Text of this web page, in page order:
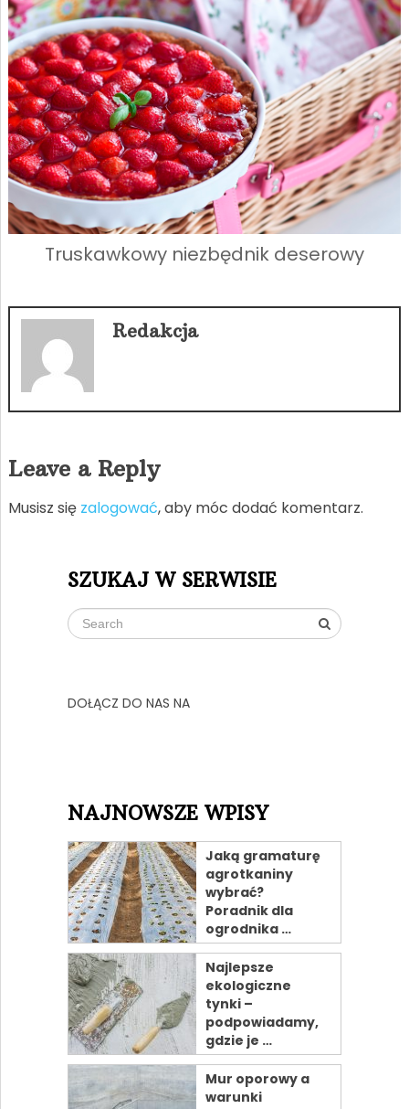
Truskawkowy niezbędnik deserowy
Redakcja
Leave a Reply
Musisz się zalogować, aby móc dodać komentarz.
SZUKAJ W SERWISIE
DOŁĄCZ DO NAS NA
NAJNOWSZE WPISY
Jaką gramaturę
agrotkaniny
wybrać?
Poradnik dla
ogrodnika …
Najlepsze
ekologiczne
tynki –
podpowiadamy,
gdzie je …
Mur oporowy a
warunki